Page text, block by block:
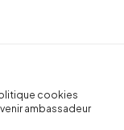
cookies
ambassadeur